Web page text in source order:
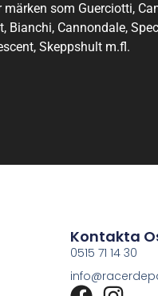
märken som Guerciotti,
Bianchi, Cannondale,
Skeppshult m.fl.
Kontakta
0515 71 14 30